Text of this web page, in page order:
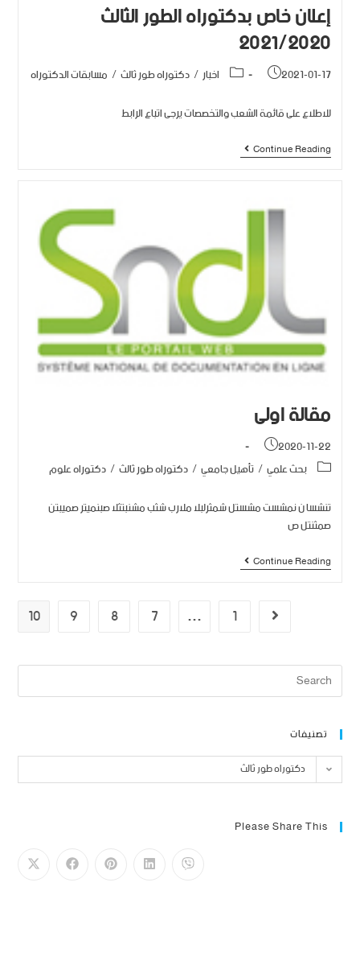
إعلان خاص بدكتوراه الطور الثالث
2021/2020
2021-01-17 اخبار/دكتوراه طور ثالث/ مسابقات الدكتوراه
للاطلاع على قائمة الشعب والتخصصات يرجى اتباع الرابط
Continue Reading
مقالة اولى
2020-11-22
بحث علمي/تأهيل جامعي/دكتوراه طور ثالث/دكتوراه علوم
تنشسا ن نمشست مشستل شمثرلبلا ملارب شثب مشنبتثلا صبنميتر صميبتن
صمثنتل ص
Continue Reading
1
…
7
8
9
10
تصنيفات
دكتوراه طور ثالث
Please Share This